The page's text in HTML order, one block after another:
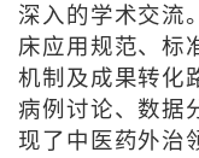
深入的学术交流
床应用规范、标
机制及成果转化
病例讨论、数据
现了中医药外治